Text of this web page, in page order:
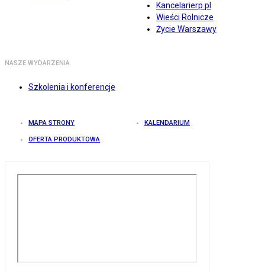
Kancelarierp.pl
Wieści Rolnicze
Życie Warszawy
NASZE WYDARZENIA
Szkolenia i konferencje
MAPA STRONY KALENDARIUM
OFERTA PRODUKTOWA